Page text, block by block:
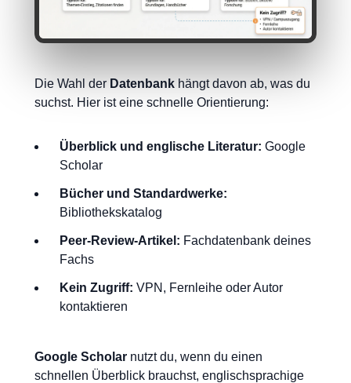
Die Wahl der Datenbank hängt davon ab, was du
suchst. Hier ist eine schnelle Orientierung:
Überblick und englische Literatur: Google
Scholar
Bücher und Standardwerke:
Bibliothekskatalog
Peer-Review-Artikel: Fachdatenbank deines
Fachs
Kein Zugriff: VPN, Fernleihe oder Autor
kontaktieren
Google Scholar nutzt du, wenn du einen
schnellen Überblick brauchst, englischsprachige